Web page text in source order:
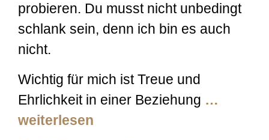
probieren. Du musst nicht unbedingt
schlank sein, denn ich bin es auch
nicht.
Wichtig für mich ist Treue und
Ehrlichkeit in einer Beziehung …
weiterlesen